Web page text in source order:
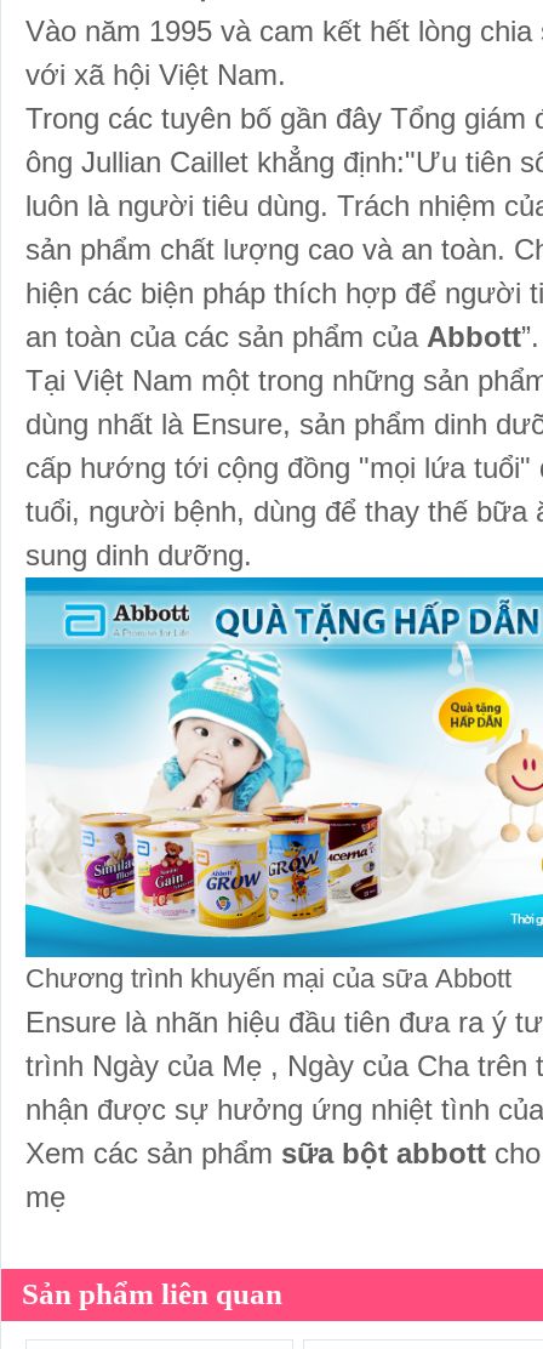
Vào năm 1995 và cam kết hết lòng
với xã hội Việt Nam.
Trong các tuyên bố gần đây Tổng giám
ông Jullian Caillet khẳng định:"Ưu tiên
luôn là người tiêu dùng. Trách nhiệm
sản phẩm chất lượng cao và an toàn.
hiện các biện pháp thích hợp để người
an toàn của các sản phẩm của Abbott”.
Tại Việt Nam một trong những sản
dùng nhất là Ensure, sản phẩm dinh
cấp hướng tới cộng đồng "mọi lứa
tuổi, người bệnh, dùng để thay thế bữa
sung dinh dưỡng.
Chương trình khuyến mại của sữa Abbott
Ensure là nhãn hiệu đầu tiên đưa ra ý
trình Ngày của Mẹ , Ngày của Cha trên
nhận được sự hưởng ứng nhiệt tình
Xem các sản phẩm sữa bột abbott
mẹ
Sản phẩm liên quan